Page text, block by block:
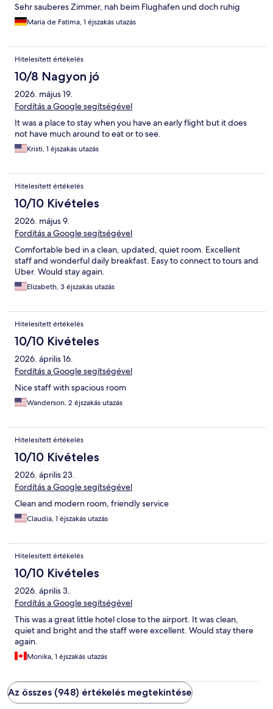
Sehr sauberes Zimmer, nah beim Flughafen und doch ruhig
Maria de Fatima, 1 éjszakás utazás
Hitelesített értékelés
10/8 Nagyon jó
2026. május 19.
Fordítás a Google segítségével
It was a place to stay when you have an early flight but it does
not have much around to eat or to see.
Kristi, 1 éjszakás utazás
Hitelesített értékelés
10/10 Kivételes
2026. május 9.
Fordítás a Google segítségével
Comfortable bed in a clean, updated, quiet room. Excellent
staff and wonderful daily breakfast. Easy to connect to tours and
Uber. Would stay again.
Elizabeth, 3 éjszakás utazás
Hitelesített értékelés
10/10 Kivételes
2026. április 16.
Fordítás a Google segítségével
Nice staff with spacious room
Wanderson, 2 éjszakás utazás
Hitelesített értékelés
10/10 Kivételes
2026. április 23.
Fordítás a Google segítségével
Clean and modern room, friendly service
Claudia, 1 éjszakás utazás
Hitelesített értékelés
10/10 Kivételes
2026. április 3.
Fordítás a Google segítségével
This was a great little hotel close to the airport. It was clean,
quiet and bright and the staff were excellent. Would stay there
again.
Monika, 1 éjszakás utazás
Az összes (948) értékelés megtekintése